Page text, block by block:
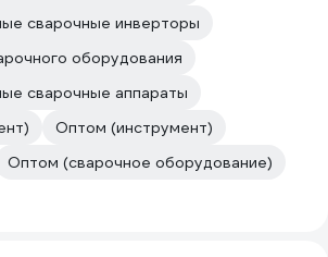
сварочные инверторы
оборудования
сварочные аппараты
Оптом (инструмент)
Оптом (сварочное оборудование)